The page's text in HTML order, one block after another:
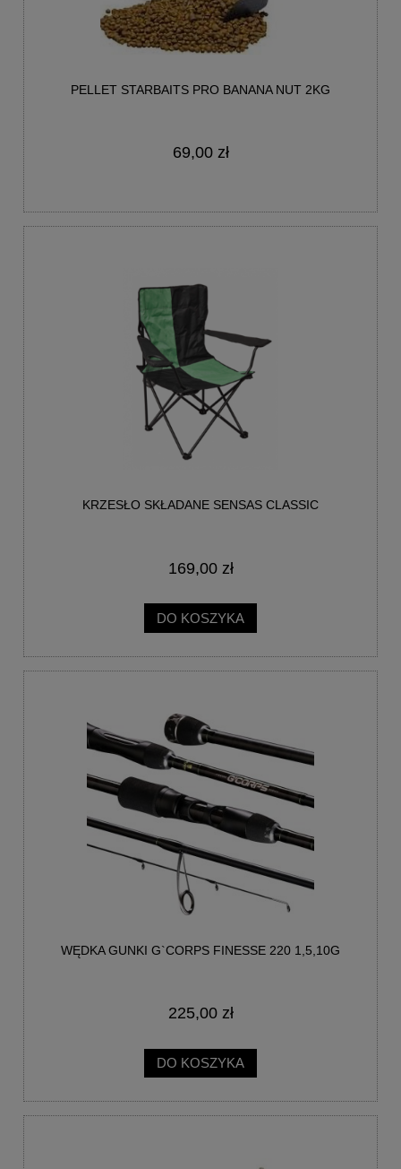
PELLET STARBAITS PRO BANANA NUT 2KG
69,00 zł
KRZESŁO SKŁADANE SENSAS CLASSIC
169,00 zł
DO KOSZYKA
WĘDKA GUNKI G`CORPS FINESSE 220 1,5,10G
225,00 zł
DO KOSZYKA